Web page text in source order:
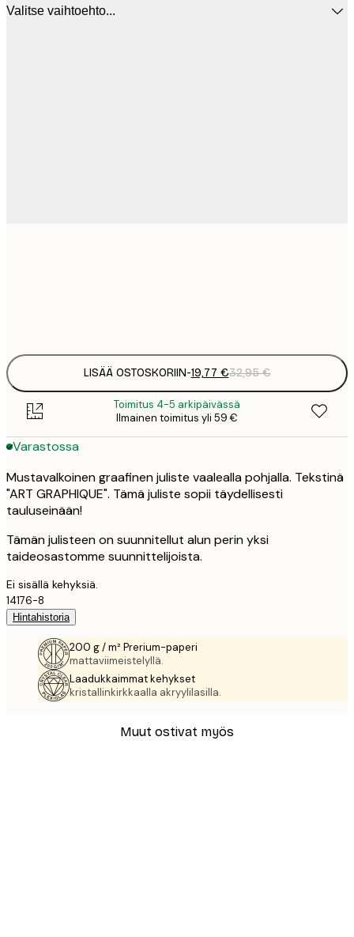
Valitse vaihtoehto...
LISÄÄ OSTOSKORIIN-19,77 €32,95 €
Toimitus 4-5 arkipäivässä
Ilmainen toimitus yli 59 €
Varastossa
Mustavalkoinen graafinen juliste vaalealla pohjalla. Tekstinä
"ART GRAPHIQUE". Tämä juliste sopii täydellisesti
tauluseinään!
Tämän julisteen on suunnitellut alun perin yksi
taideosastomme suunnittelijoista.
Ei sisällä kehyksiä.
14176-8
Hintahistoria
200 g / m² Prerium-paperi
mattaviimeistelyllä.
Laadukkaimmat kehykset
kristallinkirkkaalla akryylilasilla.
Muut ostivat myös